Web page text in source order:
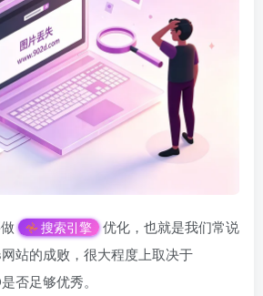
搜索引擎
优化，也就是我们常说
站的成败，很大程度上取决于
否足够优秀。